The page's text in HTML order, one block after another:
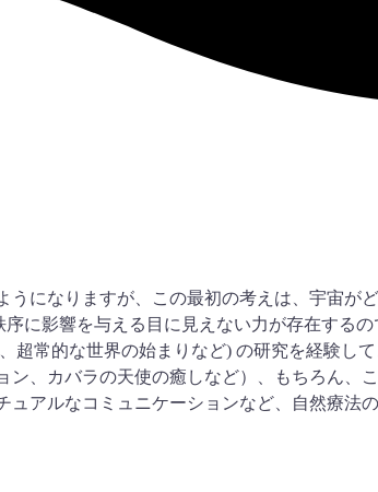
になりますが、この最初の考えは、宇宙が
に影響を与える目に見えない力が存在する
常的な世界の始まりなど) の研究を経験し
、カバラの天使の癒しなど）、もちろん、
アルなコミュニケーションなど、自然療法